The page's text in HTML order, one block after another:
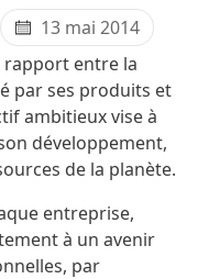
13 mai 2014
rapport entre la
par ses produits et
ambitieux vise à
développement,
de la planète.
entreprise,
à un avenir
par